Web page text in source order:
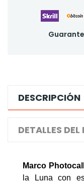
DESCRIPCIÓN
DETALLES
Marco
la Luna con